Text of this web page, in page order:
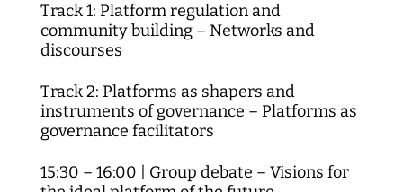
Track 1: Platform regulation and
community building – Networks and
discourses
Track 2: Platforms as shapers and
instruments of governance – Platforms as
governance facilitators
15:30 – 16:00 | Group debate – Visions for